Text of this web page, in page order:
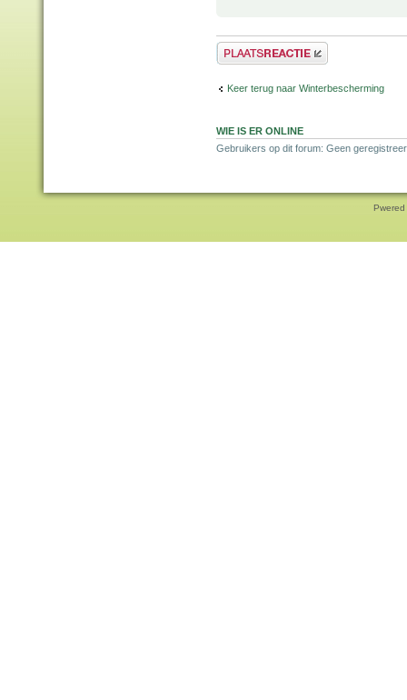
Plaats een reactie
Keer terug naar Winterbescherming
WIE IS ER ONLINE
Gebruikers op dit forum: Geen